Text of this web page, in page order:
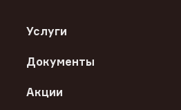
Услуги
Документы
Акции